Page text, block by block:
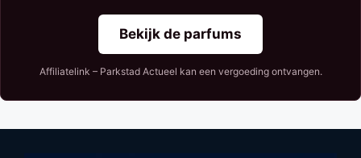
Bekijk de parfums
Affiliatelink – Parkstad Actueel kan een vergoeding ontvangen.